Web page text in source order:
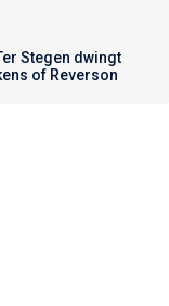
Stegen dwingt
of Reverson